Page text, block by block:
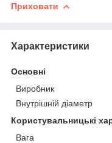
Приховати
Характеристики
Основні
Виробник
Внутрішній діаметр
Користувальницькі
Вага